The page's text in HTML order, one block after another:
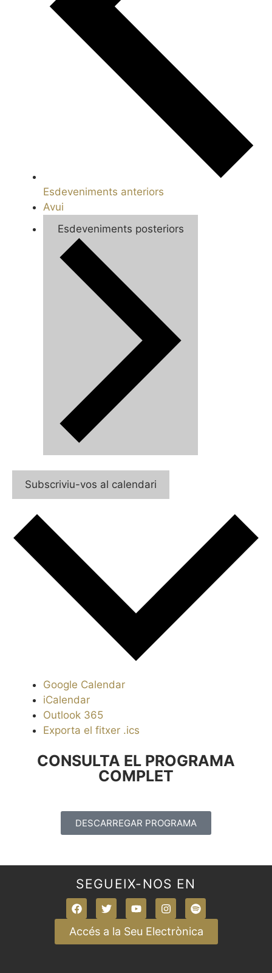
Esdeveniments anteriors
Avui
Esdeveniments posteriors
Subscriviu-vos al calendari
Google Calendar
iCalendar
Outlook 365
Exporta el fitxer .ics
CONSULTA EL PROGRAMA
COMPLET
DESCARREGAR PROGRAMA
SEGUEIX-NOS EN
Accés a la Seu Electrònica